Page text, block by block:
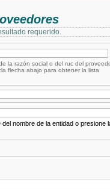
requerido.
la razón social o del ruc del
flecha abajo para obtener la lista
nombre de la entidad o presione